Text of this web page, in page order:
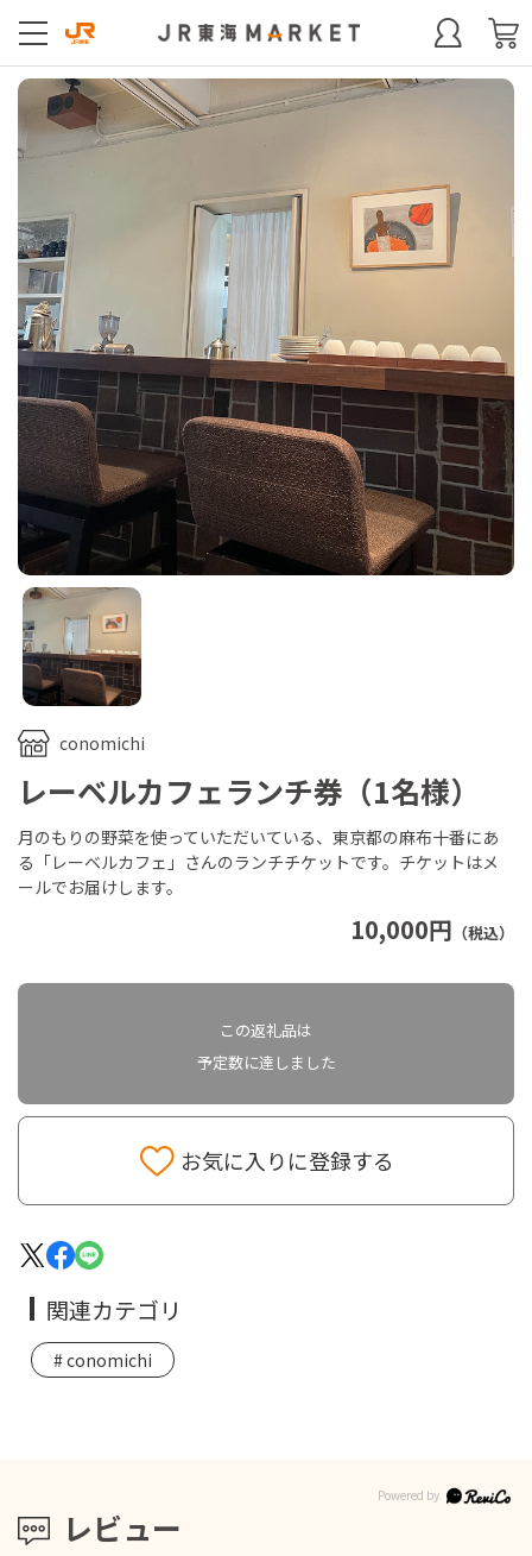
conomichi
レーベルカフェランチ券（1名様）
10,000円 （税込）
月のもりの野菜を使っていただいている、東京都の麻布十番にあ
る「レーベルカフェ」さんのランチチケットです。チケットはメ
ールでお届けします。
お気に入りに登録する
この返礼品は
予定数に達しました
レビュー
関連カテゴリ
conomichi